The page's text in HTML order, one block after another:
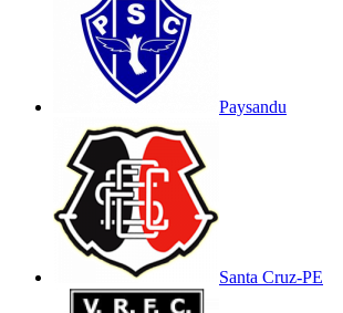
Paysandu
Santa Cruz-PE